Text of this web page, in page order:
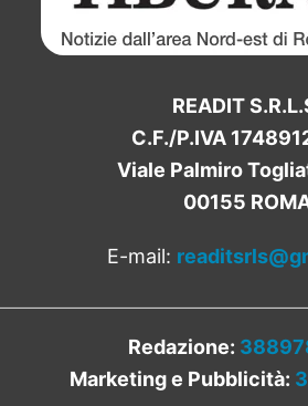
READIT
C.F./P.IVA
Viale Palmiro
00155
E-mail:
Redazione:
Marketing e Pubblicità: